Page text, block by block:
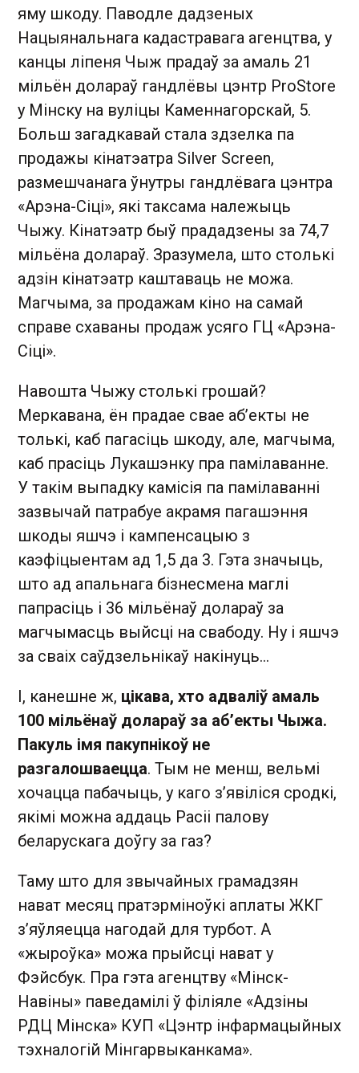
яму шкоду. Паводле дадзеных
Нацыянальнага кадастравага агенцтва, у
канцы ліпеня Чыж прадаў за амаль 21
мільён долараў гандлёвы цэнтр ProStore
у Мінску на вуліцы Каменнагорскай, 5.
Больш загадкавай стала здзелка па
продажы кінатэатра Silver Screen,
размешчанага ўнутры гандлёвага цэнтра
«Арэна-Сіці», які таксама належыць
Чыжу. Кінатэатр быў прададзены за 74,7
мільёна долараў. Зразумела, што столькі
адзін кінатэатр каштаваць не можа.
Магчыма, за продажам кіно на самай
справе схаваны продаж усяго ГЦ «Арэна-
Сіці».
Навошта Чыжу столькі грошай?
Меркавана, ён прадае свае аб’екты не
толькі, каб пагасіць шкоду, але, магчыма,
каб прасіць Лукашэнку пра памілаванне.
У такім выпадку камісія па памілаванні
зазвычай патрабуе акрамя пагашэння
шкоды яшчэ і кампенсацыю з
каэфіцыентам ад 1,5 да 3. Гэта значыць,
што ад апальнага бізнесмена маглі
папрасіць і 36 мільёнаў долараў за
магчымасць выйсці на свабоду. Ну і яшчэ
за сваіх саўдзельнікаў накінуць…
І, канешне ж, цікава, хто адваліў амаль
100 мільёнаў долараў за аб’екты Чыжа.
Пакуль імя пакупнікоў не
разгалошваецца. Тым не менш, вельмі
хочацца пабачыць, у каго з’явіліся сродкі,
якімі можна аддаць Расіі палову
беларускага доўгу за газ?
Таму што для звычайных грамадзян
нават месяц пратэрміноўкі аплаты ЖКГ
з’яўляецца нагодай для турбот. А
«жыроўка» можа прыйсці нават у
Фэйсбук. Пра гэта агенцтву «Мінск-
Навіны» паведамілі ў філіяле «Адзіны
РДЦ Мінска» КУП «Цэнтр інфармацыйных
тэхналогій Мінгарвыканкама».